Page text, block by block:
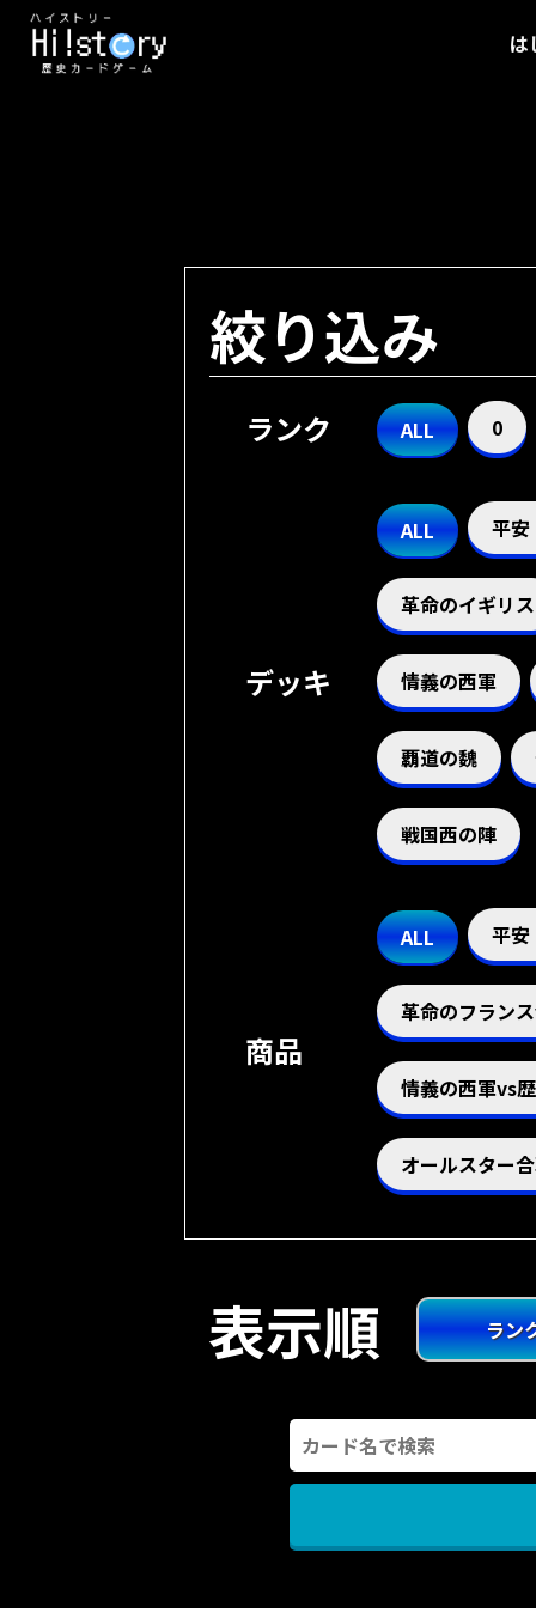
は
絞り込み
ランク ALL 0
デッキ
ALL 平安
革命のイギリス
情義の西軍
覇道の魏
戦国西の陣
商品
ALL 平
革命のフラン
情義の西軍vs
オールスター
表示順 ラン